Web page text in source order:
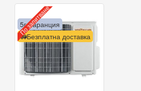
Безплатна доставка
5г. гаранция
По запитване